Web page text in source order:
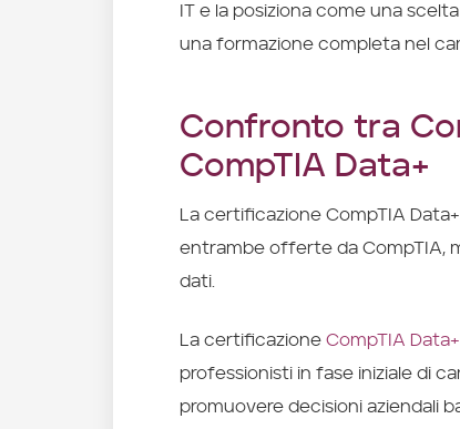
IT e la posiziona come una scelta
una formazione completa nel
Confronto tra
CompTIA Data+
La certificazione CompTIA
entrambe offerte da CompTIA,
dati.
La certificazione CompTIA Data+
professionisti in fase iniziale di
promuovere decisioni aziendali